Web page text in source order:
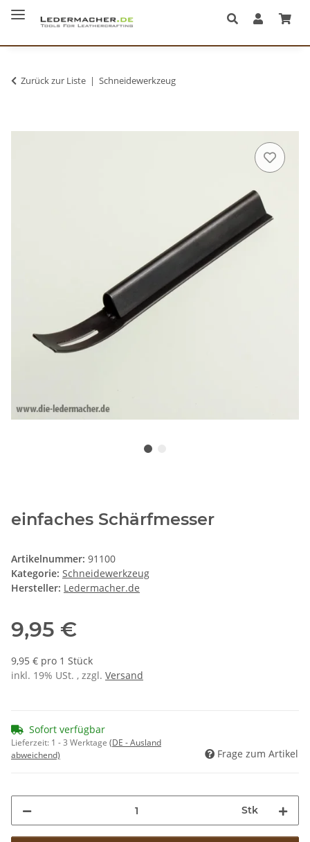
Zurück zur Liste Schneidewerkzeug
einfaches Schärfmesser
Artikelnummer: 91100
Kategorie: Schneidewerkzeug
Hersteller: Ledermacher.de
9,95 €
9,95 € pro 1 Stück
inkl. 19% USt. , zzgl. Versand
Sofort verfügbar
Lieferzeit: 1 - 3 Werktage (DE - Ausland
abweichend)
Frage zum Artikel
Stk